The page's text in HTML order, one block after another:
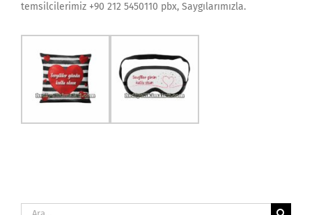
temsilcilerimiz +90 212 5450110 pbx, Saygılarımızla.
Ara: